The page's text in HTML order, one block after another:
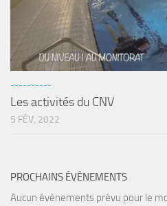
Photo
Peinture
NAGE
NAP / NEV
Résultats Compétitions
MATERIEL
----------
Les activités du CNV
5 FÉV, 2022
PROCHAINS ÉVÈNEMENTS
Aucun évènements prévu pour le